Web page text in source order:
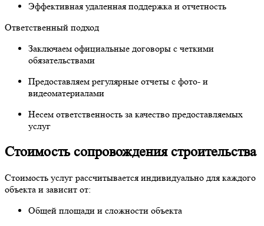
Эффективная удаленная поддержка и отчетность
Ответственный подход
Заключаем официальные договоры с четкими
обязательствами
Предоставляем регулярные отчеты с фото- и
видеоматериалами
Несем ответственность за качество предоставляемых
услуг
Стоимость сопровождения строительства
Стоимость услуг рассчитывается индивидуально для каждого
объекта и зависит от:
Общей площади и сложности объекта